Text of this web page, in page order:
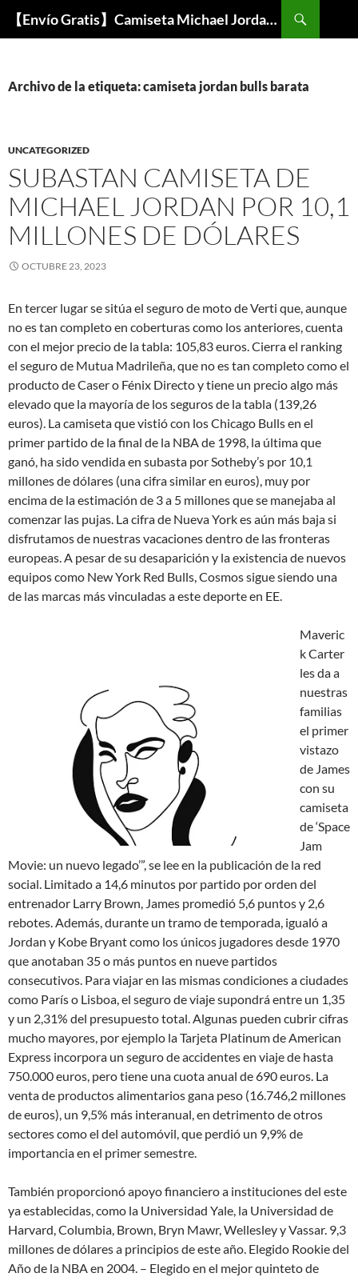
【Envío Gratis】Camiseta Michael Jordan NBA Barata
Buscar
Archivo de la etiqueta: camiseta jordan bulls barata
UNCATEGORIZED
SUBASTAN CAMISETA DE
MICHAEL JORDAN POR 10,1
MILLONES DE DÓLARES
OCTUBRE 23, 2023
En tercer lugar se sitúa el seguro de moto de Verti que, aunque
no es tan completo en coberturas como los anteriores, cuenta
con el mejor precio de la tabla: 105,83 euros. Cierra el ranking
el seguro de Mutua Madrileña, que no es tan completo como el
producto de Caser o Fénix Directo y tiene un precio algo más
elevado que la mayoría de los seguros de la tabla (139,26
euros). La camiseta que vistió con los Chicago Bulls en el
primer partido de la final de la NBA de 1998, la última que
ganó, ha sido vendida en subasta por Sotheby’s por 10,1
millones de dólares (una cifra similar en euros), muy por
encima de la estimación de 3 a 5 millones que se manejaba al
comenzar las pujas. La cifra de Nueva York es aún más baja si
disfrutamos de nuestras vacaciones dentro de las fronteras
europeas. A pesar de su desaparición y la existencia de nuevos
equipos como New York Red Bulls, Cosmos sigue siendo una
de las marcas más vinculadas a este deporte en EE.
Maveric
k Carter
les da a
nuestras
familias
el primer
vistazo
de James
con su
camiseta
de ‘Space
Jam
Movie: un nuevo legado’”, se lee en la publicación de la red
social. Limitado a 14,6 minutos por partido por orden del
entrenador Larry Brown, James promedió 5,6 puntos y 2,6
rebotes. Además, durante un tramo de temporada, igualó a
Jordan y Kobe Bryant como los únicos jugadores desde 1970
que anotaban 35 o más puntos en nueve partidos
consecutivos. Para viajar en las mismas condiciones a ciudades
como París o Lisboa, el seguro de viaje supondrá entre un 1,35
y un 2,31% del presupuesto total. Algunas pueden cubrir cifras
mucho mayores, por ejemplo la Tarjeta Platinum de American
Express incorpora un seguro de accidentes en viaje de hasta
750.000 euros, pero tiene una cuota anual de 690 euros. La
venta de productos alimentarios gana peso (16.746,2 millones
de euros), un 9,5% más interanual, en detrimento de otros
sectores como el del automóvil, que perdió un 9,9% de
importancia en el primer semestre.
También proporcionó apoyo financiero a instituciones del este
ya establecidas, como la Universidad Yale, la Universidad de
Harvard, Columbia, Brown, Bryn Mawr, Wellesley y Vassar. 9,3
millones de dólares a principios de este año. Elegido Rookie del
Año de la NBA en 2004. – Elegido en el mejor quinteto de